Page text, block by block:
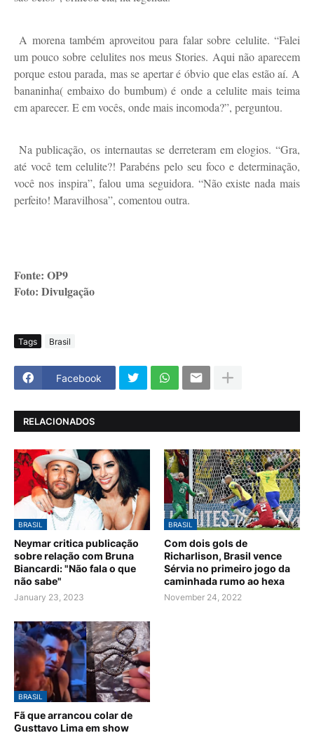
A morena também aproveitou para falar sobre celulite. “Falei
um pouco sobre celulites nos meus Stories. Aqui não aparecem
porque estou parada, mas se apertar é óbvio que elas estão aí. A
bananinha( embaixo do bumbum) é onde a celulite mais teima
em aparecer. E em vocês, onde mais incomoda?”, perguntou.
Na publicação, os internautas se derreteram em elogios. “Gra,
até você tem celulite?! Parabéns pelo seu foco e determinação,
você nos inspira”, falou uma seguidora. “Não existe nada mais
perfeito! Maravilhosa”, comentou outra.
Fonte: OP9
Foto: Divulgação
Tags Brasil
Facebook
RELACIONADOS
BRASIL
Neymar critica publicação
sobre relação com Bruna
Biancardi: "Não fala o que
não sabe"
January 23, 2023
BRASIL
Com dois gols de
Richarlison, Brasil vence
Sérvia no primeiro jogo da
caminhada rumo ao hexa
November 24, 2022
BRASIL
Fã que arrancou colar de
Gusttavo Lima em show